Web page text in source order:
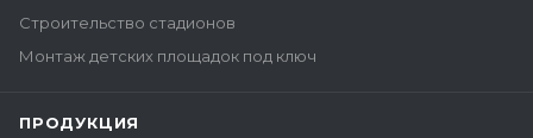
Строительство стадионов
Монтаж детских площадок под ключ
ПРОДУКЦИЯ